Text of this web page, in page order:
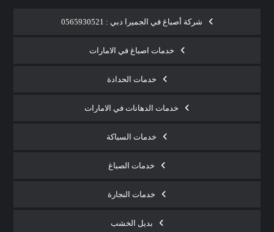
شركة أصباغ في الجميرا دبي : 0565930521
خدمات اصباغ في الامارات
خدمات الحدادة
خدمات الدهانات في الامارات
خدمات السباكة
خدمات الصباغ
خدمات النجارة
بديل الخشب